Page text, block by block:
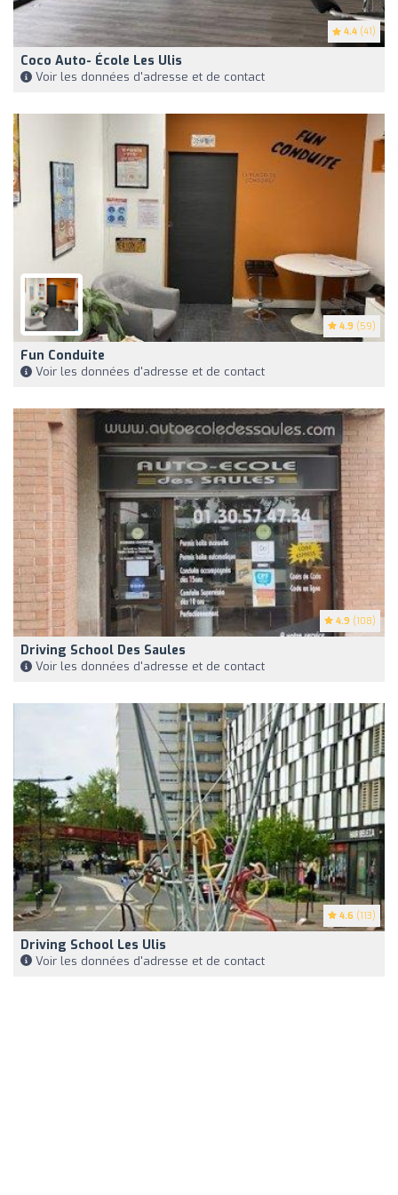
4.4 (41)
Coco Auto- École Les Ulis
Voir les données d'adresse et de contact
4.9 (59)
Fun Conduite
Voir les données d'adresse et de contact
4.9 (108)
Driving School Des Saules
Voir les données d'adresse et de contact
4.6 (113)
Driving School Les Ulis
Voir les données d'adresse et de contact